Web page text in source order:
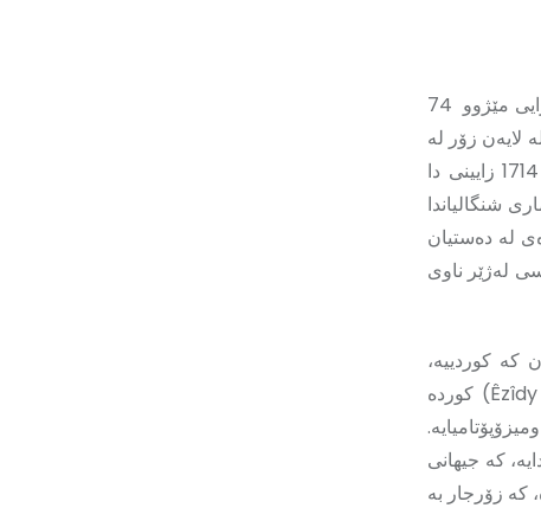
جینۆسایدی ئێزیدییەکان بناغەیەکی دور و قووڵی هەیە ئەوان بە درێژایی مێژوو 74
لایەن زۆر لە
دەسەڵاتە فەرمانڕەواکان تا دەگاتە داعشی تیروریست. هەر بۆ نموونە لە ساڵی 1714 زایینی دا
شنگالیاندا
لە دەستیان
لەژێر ناوی
کە کوردییە،
ڕووبەڕووی مەرگ وجینۆساید بوونەتەوە. ئێزیدییەکان: Êzîdiyekan یان ئێزیدی Êzîdy) کوردە
کە جیھانی
کە زۆرجار بە